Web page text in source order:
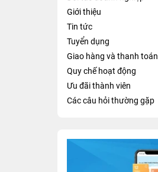
Giới thiệu
Tin tức
Tuyển dụng
Giao hàng và thanh toán
Quy chế hoạt động
Ưu đãi thành viên
Các câu hỏi thường gặp